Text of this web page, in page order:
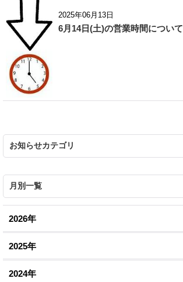
2025年06月13日
6月14日(土)の営業時間について
お知らせカテゴリ
月別一覧
2026年
6月 (5)
2025年
2024年